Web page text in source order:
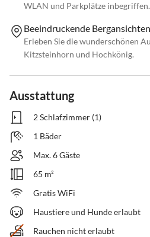
WLAN und Parkplätze inbegriffen.
Beeindruckende Bergansichten
Erleben Sie die wunderschönen
Kitzsteinhorn und Hochkönig.
Ausstattung
2 Schlafzimmer (1)
1 Bäder
Max. 6 Gäste
65 m²
Gratis WiFi
Haustiere und Hunde erlaubt
Rauchen nicht erlaubt